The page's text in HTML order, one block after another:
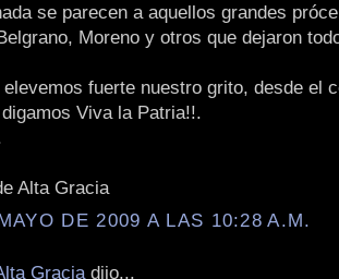
se parecen a aquellos grandes
Moreno y otros que dejaron
fuerte nuestro grito, desde el
Viva la Patria!!.
Alta Gracia
DE 2009 A LAS 10:28 A.M.
Gracia dijo...